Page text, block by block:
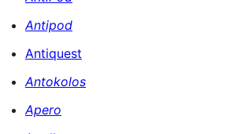
Antipod
Antiquest
Antokolos
Apero